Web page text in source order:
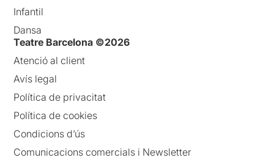
Infantil
Dansa
Teatre Barcelona ©2026
Atenció al client
Avís legal
Política de privacitat
Política de cookies
Condicions d’ús
Comunicacions comercials i Newsletter